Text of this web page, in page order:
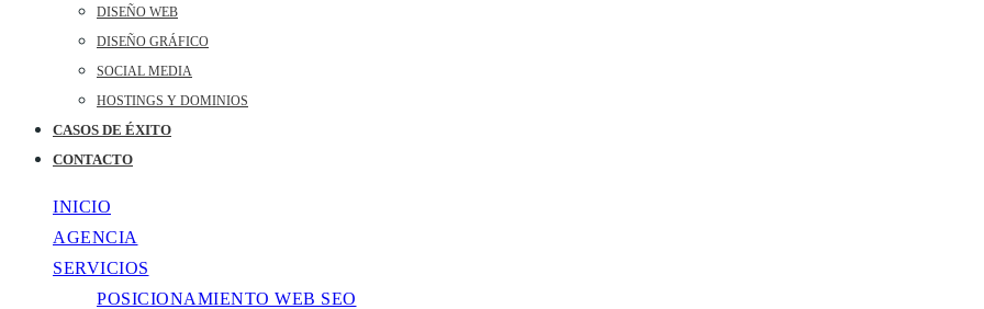
DISEÑO WEB
DISEÑO GRÁFICO
SOCIAL MEDIA
HOSTINGS Y DOMINIOS
CASOS DE ÉXITO
CONTACTO
INICIO
AGENCIA
SERVICIOS
POSICIONAMIENTO WEB SEO